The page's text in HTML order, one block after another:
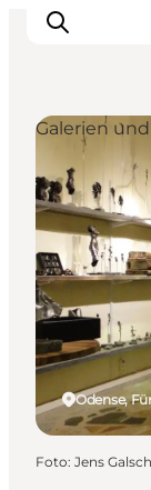
Odense
Odense,
Galerien
Foto: Jens